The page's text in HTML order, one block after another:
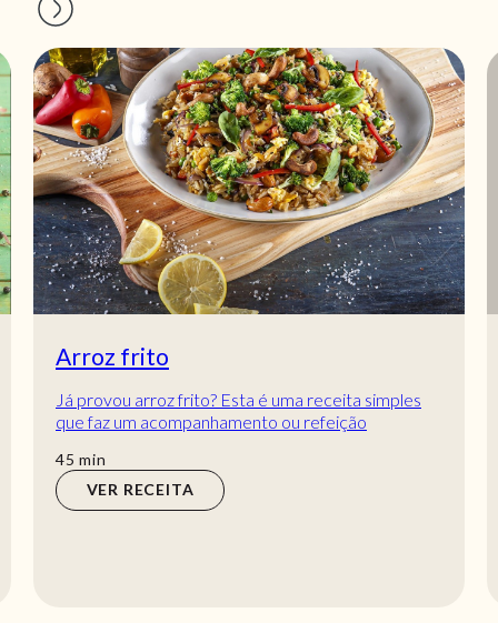
Arroz frito
Já provou arroz frito? Esta é uma receita simples
que faz um acompanhamento ou refeição
d...
45 min
min
VER RECEITA